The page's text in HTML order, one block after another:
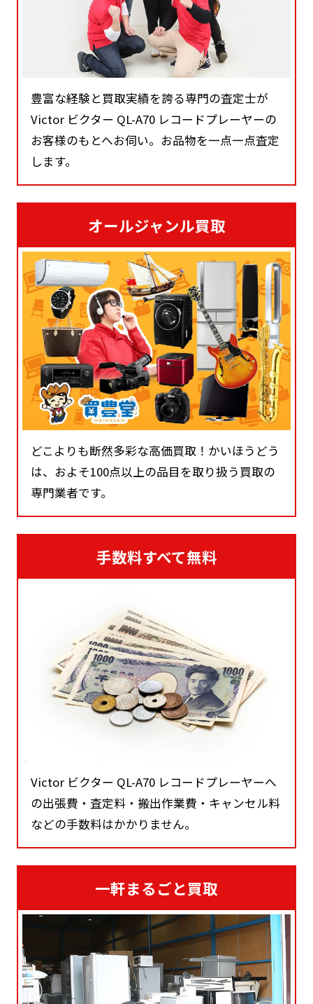
豊富な経験と買取実績を誇る専門の査定士が
Victor ビクター QL-A70 レコードプレーヤーの
お客様のもとへお伺い。お品物を一点一点査定
します。
オールジャンル買取
どこよりも断然多彩な高価買取！かいほうどう
は、およそ100点以上の品目を取り扱う買取の
専門業者です。
手数料すべて無料
Victor ビクター QL-A70 レコードプレーヤーへ
の出張費・査定料・搬出作業費・キャンセル料
などの手数料はかかりません。
一軒まるごと買取